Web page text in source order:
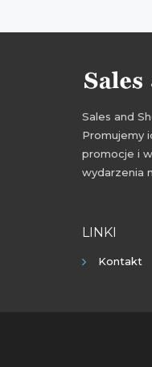
Sales and
Promujemy
promocje i
wydarzenia
LINKI
Kontakt